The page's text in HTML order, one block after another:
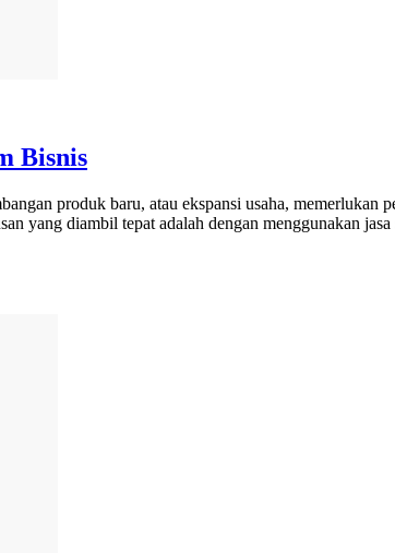
Bisnis
produk baru, atau ekspansi usaha, memerlukan
yang diambil tepat adalah dengan menggunakan